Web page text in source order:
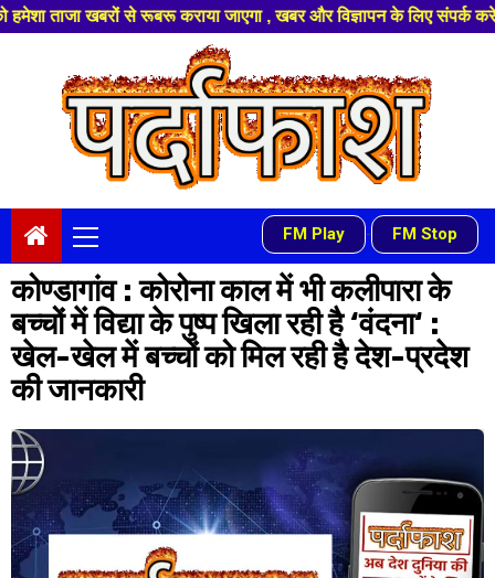
कराया जाएगा , खबर और विज्ञापन के लिए संपर्क करे +91 97541
Menu
FM Play - FM Stop
कोण्डागांव : कोरोना काल में भी कलीपारा के
बच्चों में विद्या के पुष्प खिला रही है ‘वंदना‘ :
खेल-खेल में बच्चों को मिल रही है देश-प्रदेश
की जानकारी